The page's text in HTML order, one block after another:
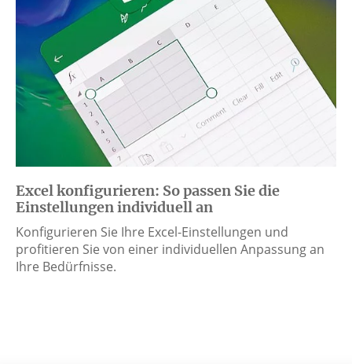
Excel konfigurieren: So passen Sie die
Einstellungen individuell an
Konfigurieren Sie Ihre Excel-Einstellungen und
profitieren Sie von einer individuellen Anpassung an
Ihre Bedürfnisse.